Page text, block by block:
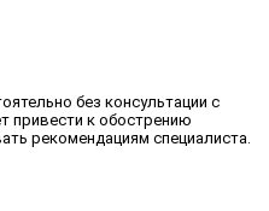
без консультации с
привести к обострению
рекомендациям специалиста.